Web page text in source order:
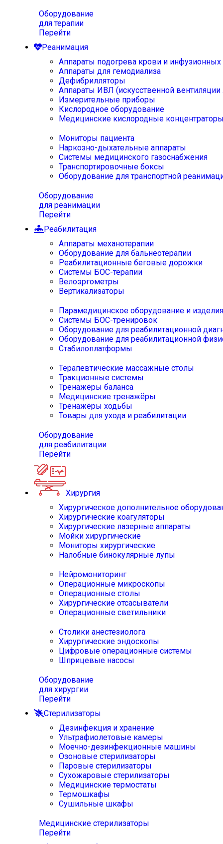
Оборудование
для терапии
Перейти
Реанимация
Аппараты подогрева крови и инфузионных
Аппараты для гемодиализа
Дефибрилляторы
Аппараты ИВЛ (искусственной вентиляции
Измерительные приборы
Кислородное оборудование
Медицинские кислородные
Мониторы пациента
Наркозно-дыхательные аппараты
Системы медицинского газоснабжения
Транспортировочные боксы
Оборудование для транспортной
Оборудование
для реанимации
Перейти
Реабилитация
Аппараты механотерапии
Оборудование для бальнеотерапии
Реабилитационные беговые дорожки
Системы БОС-терапии
Велоэргометры
Вертикализаторы
Парамедицинское оборудование и изделия
Системы БОС-тренировок
Оборудование для реабилитационной
Оборудование для реабилитационной
Стабилоплатформы
Терапевтические массажные столы
Тракционные системы
Тренажёры баланса
Медицинские тренажёры
Тренажёры ходьбы
Товары для ухода и реабилитации
Оборудование
для реабилитации
Перейти
Хирургия
Хирургическое дополнительное
Хирургические коагуляторы
Хирургические лазерные аппараты
Мойки хирургические
Мониторы хирургические
Налобные бинокулярные лупы
Нейромониторинг
Операционные микроскопы
Операционные столы
Хирургические отсасыватели
Операционные светильники
Столики анестезиолога
Хирургические эндоскопы
Цифровые операционные системы
Шприцевые насосы
Оборудование
для хирургии
Перейти
Стерилизаторы
Дезинфекция и хранение
Ультрафиолетовые камеры
Моечно-дезинфекционные машины
Озоновые стерилизаторы
Паровые стерилизаторы
Сухожаровые стерилизаторы
Медицинские термостаты
Термошкафы
Сушильные шкафы
Медицинские стерилизаторы
Перейти